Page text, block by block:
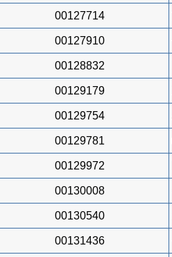
00127714
00127910
00128832
00129179
00129754
00129781
00129972
00130008
00130540
00131436